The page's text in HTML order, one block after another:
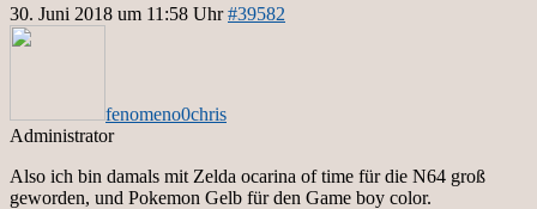
30. Juni 2018 um 11:58 Uhr #39582
fenomeno0chris
Administrator
Also ich bin damals mit Zelda ocarina of time für die N64 groß
geworden, und Pokemon Gelb für den Game boy color.